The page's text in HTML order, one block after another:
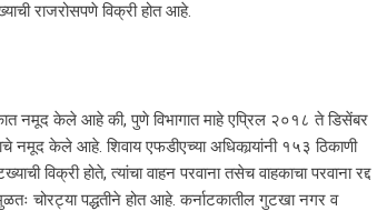
राजरोसपणे विक्री होत आहे.
नमूद केले आहे की, पुणे विभागात माहे एप्रिल २०१८ ते डिसेंबर
केले आहे. शिवाय एफडीएच्या अधिकार्‍यांनी १५३ ठिकाणी
विक्री होते, त्यांचा वाहन परवाना तसेच वाहकाचा परवाना रद्द
चोरट्या पद्धतीने होत आहे. कर्नाटकातील गुटखा नगर व